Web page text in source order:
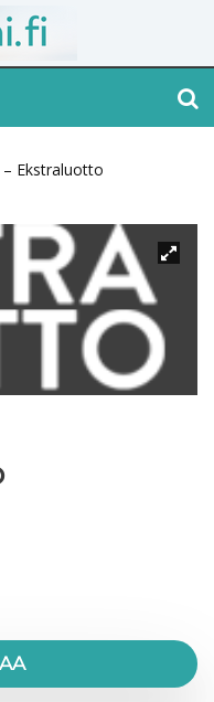
– Ekstraluotto